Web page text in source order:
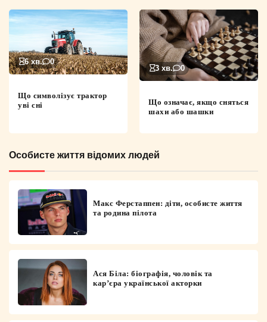
6 хв. 0
Що символізує трактор
уві сні
3 хв. 0
Що означає, якщо сняться
шахи або шашки
Особисте життя відомих людей
Макс Ферстаппен: діти, особисте життя
та родина пілота
Ася Біла: біографія, чоловік та
кар’єра української акторки